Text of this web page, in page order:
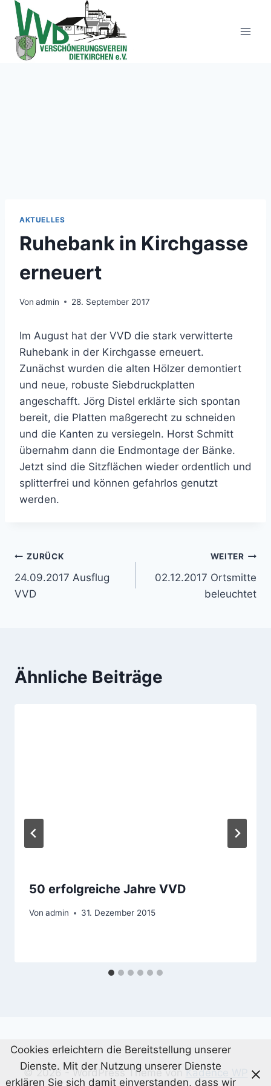
Zum
Inhalt
springen
AKTUELLES
Ruhebank in Kirchgasse
erneuert
Von admin 28. September 2017
Im August hat der VVD die stark verwitterte
Ruhebank in der Kirchgasse erneuert.
Zunächst wurden die alten Hölzer demontiert
und neue, robuste Siebdruckplatten
angeschafft. Jörg Distel erklärte sich spontan
bereit, die Platten maßgerecht zu schneiden
und die Kanten zu versiegeln. Horst Schmitt
übernahm dann die Endmontage der Bänke.
Jetzt sind die Sitzflächen wieder ordentlich und
splitterfrei und können gefahrlos genutzt
werden.
Beitragsnavigation
ZURÜCK
24.09.2017 Ausflug
VVD
WEITER
02.12.2017 Ortsmitte
beleuchtet
Ähnliche Beiträge
50 erfolgreiche Jahre VVD
Von admin 31. Dezember 2015
© 2026 - WordPress Theme vonKadence WP
Cookies erleichtern die Bereitstellung unserer
Dienste. Mit der Nutzung unserer Dienste
erklären Sie sich damit einverstanden, dass wir